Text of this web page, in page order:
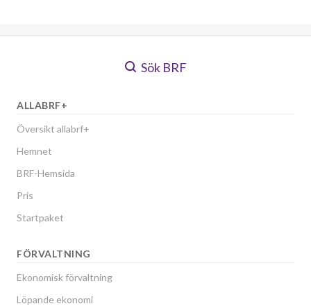
Sök BRF
ALLABRF+
Översikt allabrf+
Hemnet
BRF-Hemsida
Pris
Startpaket
FÖRVALTNING
Ekonomisk förvaltning
Löpande ekonomi